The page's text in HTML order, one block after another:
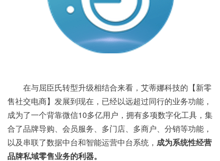
在与屈臣氏转型升级相结合来看，艾蒂娜科技的【新零
售社交电商】发展到现在，已经以远超过同行的业务功能，
成为了一个背靠微信10多亿用户，拥有多项数字化工具，集
合了品牌导购、会员服务、多门店、多商户、分销等功能，
以及串联了数据中台和智能运营中台系统， 成为系统性经营
品牌私域零售业务的利器。